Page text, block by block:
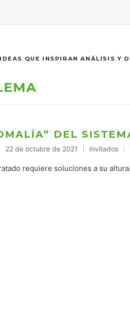
QUE INSPIRAN ANÁLISIS Y
DEL
22 de octubre de 2021
Publicado
en
Invitados
requiere soluciones a su altura.